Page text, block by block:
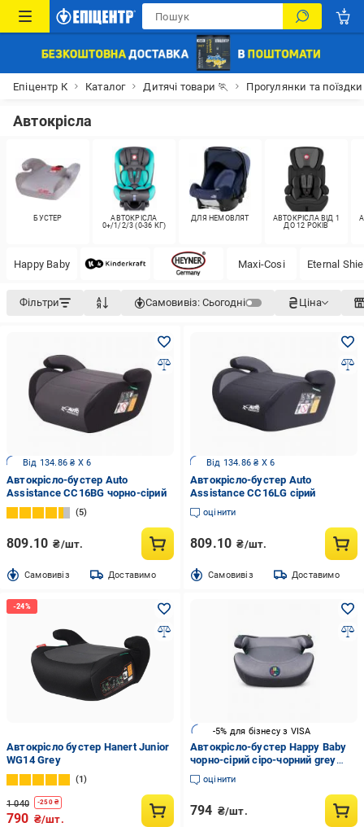
Епіцентр К Каталог Дитячі товари 🏃 Прогулянки та поїздки
Автокрісла
БУСТЕР
АВТОКРІСЛА
0+/1/2/3 (0-36 КГ)
ДЛЯ НЕМОВЛЯТ
АВТОКРІСЛА ВІД 1
ДО 12 РОКІВ
Happy Baby Maxi-Cosi Eternal
Фільтри Самовивіз: Сьогодні Ціна
Від 134.86 ₴ X 6
Автокрісло-бустер Auto
Assistance CC16BG чорно-сірий
5
809.10 ₴/шт.
Cамовивіз Доставимо
Від 134.86 ₴ X 6
Автокрісло-бустер Auto
Assistance CC16LG сірий
оцінити
809.10 ₴/шт.
Cамовивіз Доставимо
Автокрісло бустер Hanert Junior
WG14 Grey
1
1 040 -250₴
790 ₴/шт.
-5% для бізнесу з VISA
Автокрісло-бустер Happy Baby
чорно-сірий сіро-чорний grey
KIM HB606A
оцінити
794 ₴/шт.